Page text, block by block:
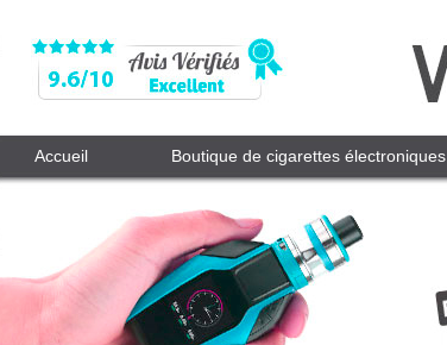
Accueil Boutique de cigarettes électroniques